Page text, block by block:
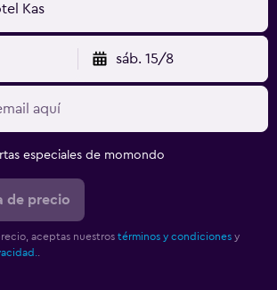
Kas
sáb. 15/8
especiales de momondo
de precio
aceptas nuestros términos y condiciones y